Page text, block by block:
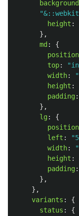
"
height :
},
md :
{
position
top: "
width: "
height :
padding:
},
lg:
{
position
left : "
width: "
height :
padding:
},
},
variants :
{
status :
{